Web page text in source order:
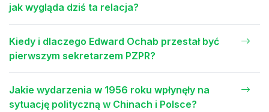
jak wygląda dziś ta relacja?
Kiedy i dlaczego Edward Ochab przestał być
pierwszym sekretarzem PZPR?
Jakie wydarzenia w 1956 roku wpłynęły na
sytuację polityczną w Chinach i Polsce?